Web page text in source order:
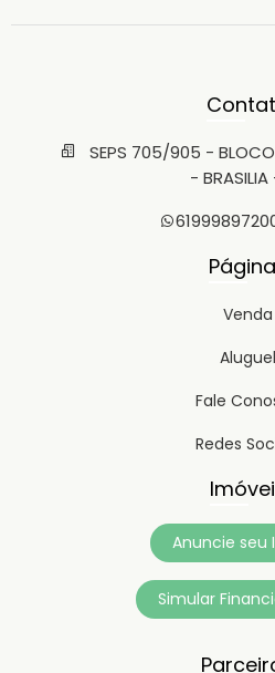
SEPS 705/905 -
- BRASILIA
Venda
Aluguel
Fale
Redes
Anuncie seu
Simular